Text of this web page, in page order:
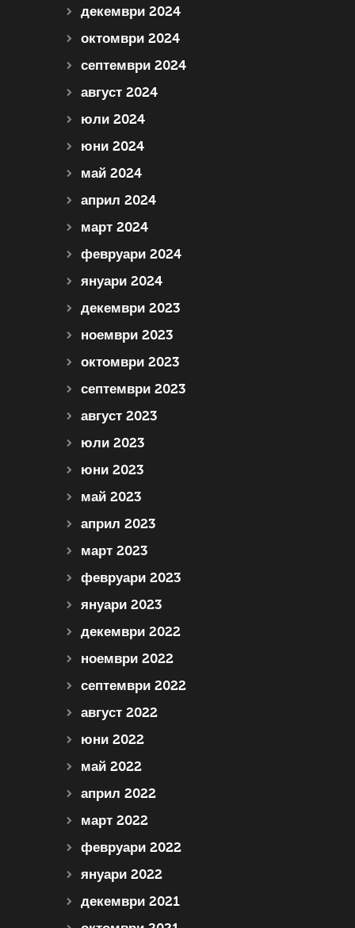
декември 2024
октомври 2024
септември 2024
август 2024
юли 2024
юни 2024
май 2024
април 2024
март 2024
февруари 2024
януари 2024
декември 2023
ноември 2023
октомври 2023
септември 2023
август 2023
юли 2023
юни 2023
май 2023
април 2023
март 2023
февруари 2023
януари 2023
декември 2022
ноември 2022
септември 2022
август 2022
юни 2022
май 2022
април 2022
март 2022
февруари 2022
януари 2022
декември 2021